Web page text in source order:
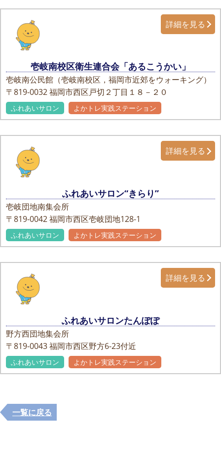
壱岐南校区衛生連合会「あるこうかい」
壱岐南公民館（壱岐南校区，福岡市近郊をウォーキング）
〒819-0032福岡市西区戸切２丁目１８－２０
詳細を見る
ふれあいサロン よかトレ実践ステーション
ふれあいサロン“きらり”
壱岐団地南集会所
〒819-0042福岡市西区壱岐団地128-1
詳細を見る
ふれあいサロン よかトレ実践ステーション
ふれあいサロンたんぽぽ
野方西団地集会所
〒819-0043福岡市西区野方6-23付近
詳細を見る
ふれあいサロン よかトレ実践ステーション
一覧に戻る